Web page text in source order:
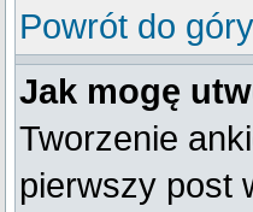
Powrót do góry
Jak mogę
Tworzenie
pierwszy post